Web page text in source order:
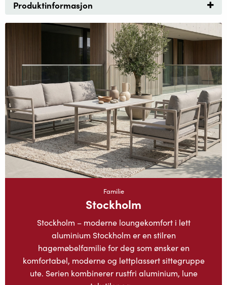
Produktinformasjon
Familie
Stockholm
Stockholm – moderne loungekomfort i lett
aluminium Stockholm er en stilren
hagemøbelfamilie for deg som ønsker en
komfortabel, moderne og lettplassert sittegruppe
ute. Serien kombinerer rustfri aluminium, lune